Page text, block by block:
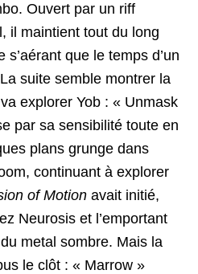
Ouvert par un riff
il maintient tout du long
que le temps d’un
suite semble montrer la
explorer Yob : « Unmask
par sa sensibilité toute en
plans grunge dans
continuant à explorer
of Motion avait initié,
Neurosis et l’emportant
metal sombre. Mais la
le clôt : « Marrow »